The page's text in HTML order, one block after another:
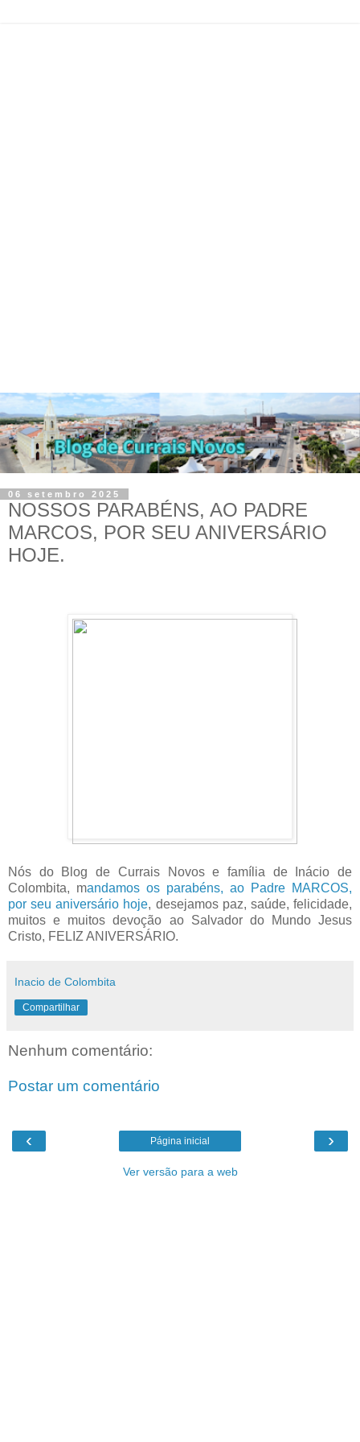
06 setembro 2025
NOSSOS PARABÉNS, AO PADRE
MARCOS, POR SEU ANIVERSÁRIO
HOJE.
Nós do Blog de Currais Novos e família de Inácio de
Colombita, mandamos os parabéns, ao Padre MARCOS,
por seu aniversário hoje, desejamos paz, saúde, felicidade,
muitos e muitos devoção ao Salvador do Mundo Jesus
Cristo, FELIZ ANIVERSÁRIO.
Inacio de Colombita
Compartilhar
Nenhum comentário:
Postar um comentário
‹ ›
Página inicial
Ver versão para a web